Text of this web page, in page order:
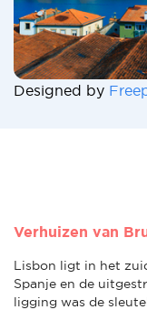
Designed by
Verhuizen van
Lisbon ligt in het
Spanje en de
ligging was de